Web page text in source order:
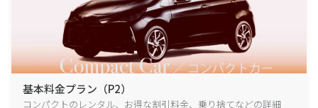
基本料金プラン（P2）
コンパクトのレンタル、お得な割引料金、乗り捨てなどの詳細